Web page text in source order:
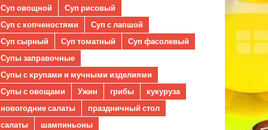
Суп овощной
Суп рисовый
Суп с копченостями
Суп с лапшой
Суп сырный
Суп томатный
Суп фасолевый
Супы заправочные
Супы с крупами и мучными изделиями
Супы с овощами
Ужин грибы
кукуруза
новогодние салаты
праздничный стол
салаты
шампиньоны